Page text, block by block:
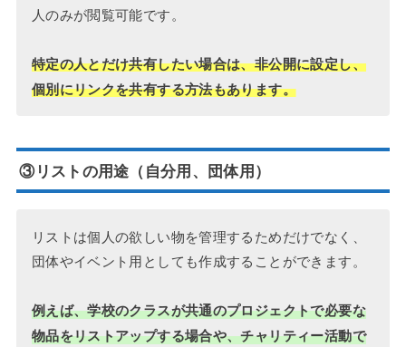
人のみが閲覧可能です。
特定の人とだけ共有したい場合は、非公開に設定し、
個別にリンクを共有する方法もあります。
③リストの用途（自分用、団体用）
リストは個人の欲しい物を管理するためだけでなく、
団体やイベント用としても作成することができます。
例えば、学校のクラスが共通のプロジェクトで必要な
物品をリストアップする場合や、チャリティー活動で